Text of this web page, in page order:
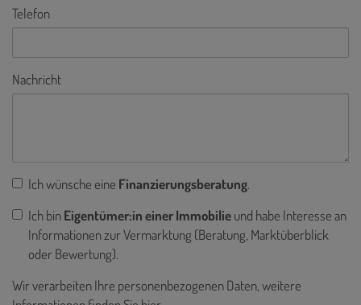
Telefon
Nachricht
Ich wünsche eine Finanzierungsberatung.
Ich binEigentümer:in einer Immobilieund habe Interesse an
Informationen zur Vermarktung (Beratung, Marktüberblick
oder Bewertung).
Wir verarbeiten Ihre personenbezogenen Daten, weitere